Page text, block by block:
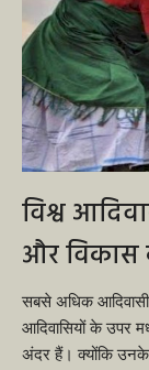
विश्व
और विकास
सबसे अधिक
आदिवासियों के उपर
अंदर हैं। क्योंकि उनके